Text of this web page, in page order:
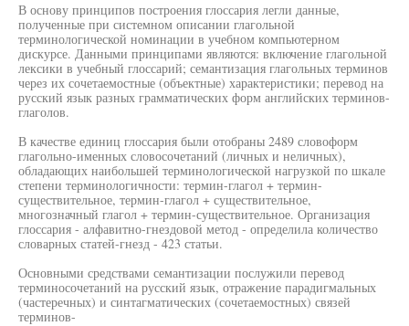
В основу принципов построения глоссария легли данные,
полученные при системном описании глагольной
терминологической номинации в учебном компьютерном
дискурсе. Данными принципами являются: включение глагольной
лексики в учебный глоссарий; семантизация глагольных терминов
через их сочетаемостные (объектные) характеристики; перевод на
русский язык разных грамматических форм английских терминов-
глаголов.
В качестве единиц глоссария были отобраны 2489 словоформ
глагольно-именных словосочетаний (личных и неличных),
обладающих наибольшей терминологической нагрузкой по шкале
степени терминологичности: термин-глагол + термин-
существительное, термин-глагол + существительное,
многозначный глагол + термин-существительное. Организация
глоссария - алфавитно-гнездовой метод - определила количество
словарных статей-гнезд - 423 статьи.
Основными средствами семантизации послужили перевод
терминосочетаний на русский язык, отражение парадигмальных
(частеречных) и синтагматических (сочетаемостных) связей
терминов-